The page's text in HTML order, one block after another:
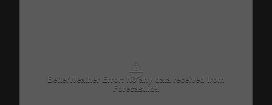
⚠
BetterWeather Error: No any data received from
Forecast.io!.